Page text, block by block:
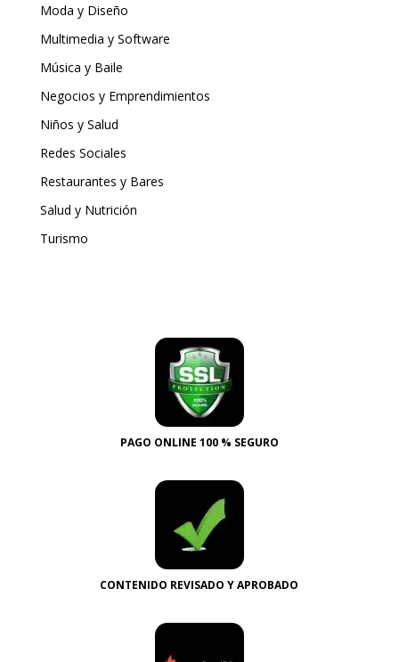
Moda y Diseño
Multimedia y Software
Música y Baile
Negocios y Emprendimientos
Niños y Salud
Redes Sociales
Restaurantes y Bares
Salud y Nutrición
Turismo
PAGO ONLINE 100 % SEGURO
CONTENIDO REVISADO Y APROBADO